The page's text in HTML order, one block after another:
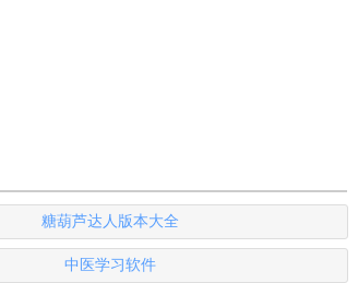
糖葫芦达人版本大全
中医学习软件